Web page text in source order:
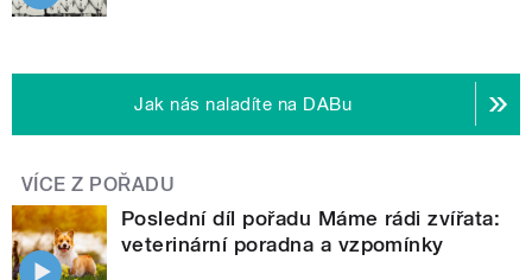
Jak nás naladíte na DABu
VÍCE Z POŘADU
Poslední díl pořadu Máme rádi zvířata:
veterinární poradna a vzpomínky